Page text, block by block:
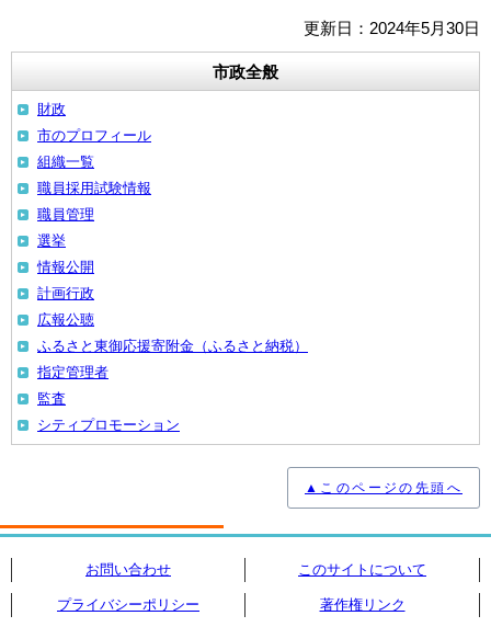
更新日：2024年5月30日
市政全般
財政
市のプロフィール
組織一覧
職員採用試験情報
職員管理
選挙
情報公開
計画行政
広報公聴
ふるさと東御応援寄附金（ふるさと納税）
指定管理者
監査
シティプロモーション
▲このページの先頭へ
お問い合わせ このサイトについて
プライバシーポリシー 著作権リンク